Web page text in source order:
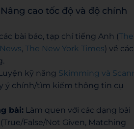
Nâng cao tốc độ và độ chính
bài báo, tạp chí tiếng Anh (The
, The New York Times) về các
kỹ năng Skimming và
ý chính/tìm kiếm thông tin cụ
bài: Làm quen với các dạng bài
False/Not Given, Matching